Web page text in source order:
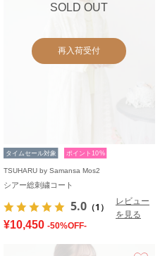
SOLD OUT
再入荷受付
タイムセール対象 ポイント10%
TSUHARU by Samansa Mos2
シアー総刺繍コート
5.0 （1）
レビュー
を見る
¥10,450 -50%OFF-